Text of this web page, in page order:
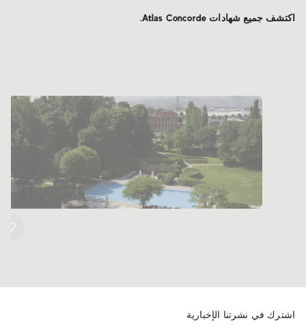
اكتشف جميع شهادات Atlas Concorde.
اشترك في نشرتنا الإخبارية